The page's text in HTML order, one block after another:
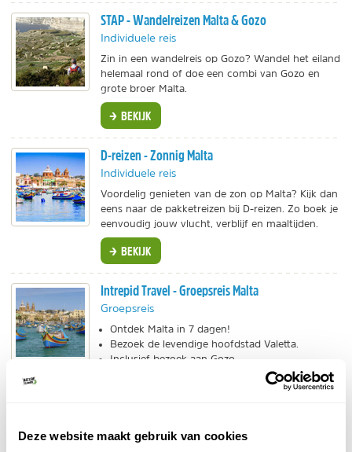
Deze website maakt gebruik van cookies
STAP - Wandelreizen Malta & Gozo
Individuele reis
Zin in een wandelreis op Gozo? Wandel het eiland
helemaal rond of doe een combi van Gozo en
grote broer Malta.
BEKIJK
D-reizen - Zonnig Malta
Individuele reis
Voordelig genieten van de zon op Malta? Kijk dan
eens naar de pakketreizen bij D-reizen. Zo boek je
eenvoudig jouw vlucht, verblijf en maaltijden.
BEKIJK
Intrepid Travel - Groepsreis Malta
Groepsreis
Ontdek Malta in 7 dagen!
Bezoek de levendige hoofdstad Valetta.
Inclusief bezoek aan Gozo.
Talloze hotels op Malta.